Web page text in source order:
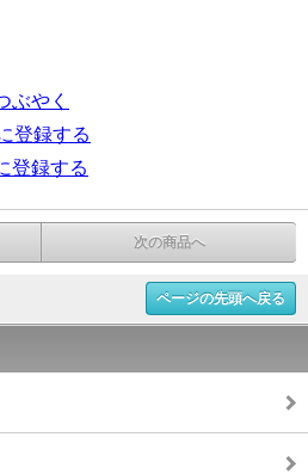
ぶやく
登録する
登録する
次の商品へ
ページの先頭へ戻る